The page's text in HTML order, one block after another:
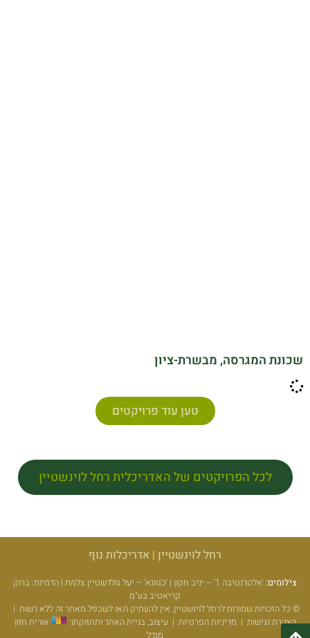
שכונת המגרסה, מבשרת-ציון
טען עוד פרויקטים
לכל הפרויקטים של האדריכלית רחל לוינשטיין
רחל לוינשטיין | אדריכלות נוף
צילומים:
'אלטרנטיבה 1' – יניב חקון | 'כגוונא' – יעל גולדשטיין צלמת | הדמיות: ברוק
קריאטיב בע"מ
© כל הזכויות שמורות לרחל לוינשטיין, אין להעתיק ו/או לשכפל מאתר זה ללא רשות |
הצהרת נגישות | מדיניות הפרטיות | עיצוב, בניית האתר ותחזוקתו:
אורית חזון
מנדל